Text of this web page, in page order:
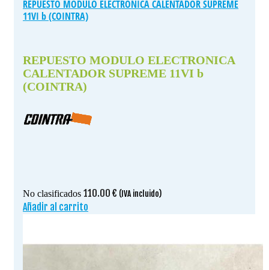
REPUESTO MODULO ELECTRONICA CALENTADOR SUPREME
11VI b (COINTRA)
REPUESTO MODULO ELECTRONICA
CALENTADOR SUPREME 11VI b
(COINTRA)
No clasificados 110.00 € (IVA incluido)
Añadir al carrito